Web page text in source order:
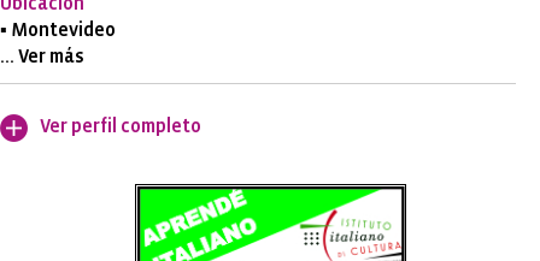
Ubicación
▪ Montevideo
... Ver más
Ver perfil completo